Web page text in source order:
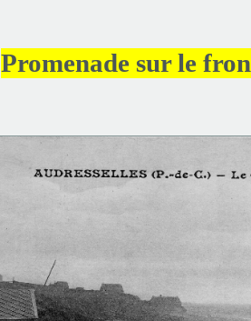
Promenade sur le